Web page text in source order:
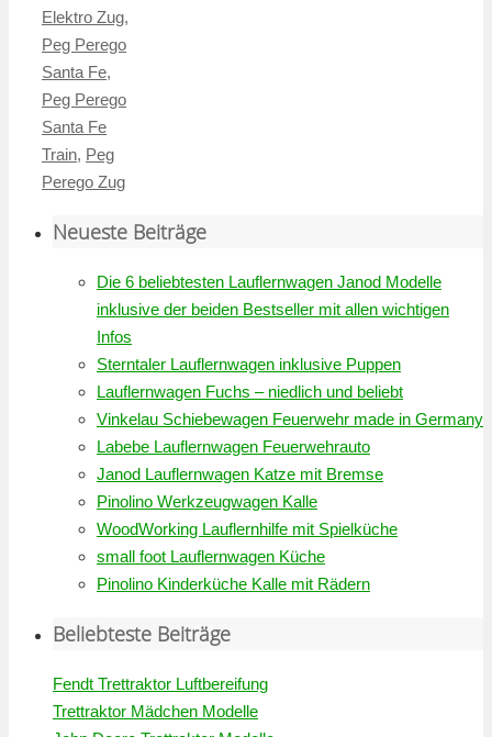
Elektro Zug,
Peg Perego
Santa Fe,
Peg Perego
Santa Fe
Train, Peg
Perego Zug
Neueste Beiträge
Die 6 beliebtesten Lauflernwagen Janod Modelle
inklusive der beiden Bestseller mit allen wichtigen
Infos
Sterntaler Lauflernwagen inklusive Puppen
Lauflernwagen Fuchs – niedlich und beliebt
Vinkelau Schiebewagen Feuerwehr made in Germany
Labebe Lauflernwagen Feuerwehrauto
Janod Lauflernwagen Katze mit Bremse
Pinolino Werkzeugwagen Kalle
WoodWorking Lauflernhilfe mit Spielküche
small foot Lauflernwagen Küche
Pinolino Kinderküche Kalle mit Rädern
Beliebteste Beiträge
Fendt Trettraktor Luftbereifung
Trettraktor Mädchen Modelle